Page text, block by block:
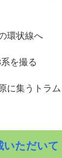
環状線へ
を撮る
に集うトラム
いただいて